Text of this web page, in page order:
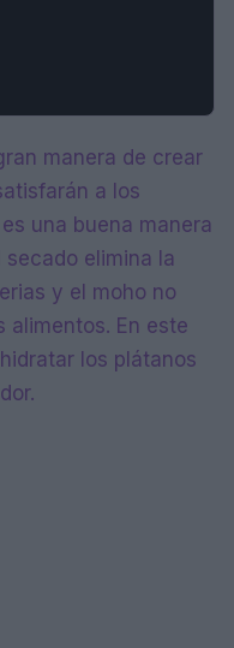
manera de crear
a los
una buena manera
elimina la
y el moho no
alimentos. En este
los plátanos